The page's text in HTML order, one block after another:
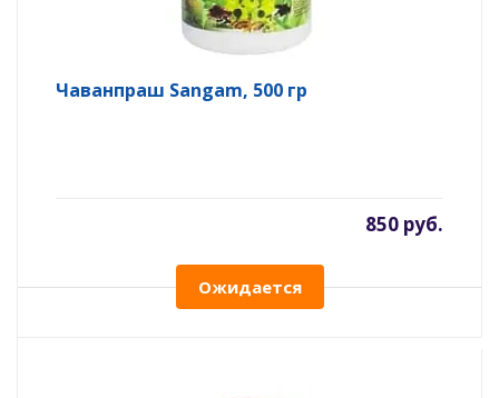
Чаванпраш Sangam, 500 гр
850 руб.
Ожидается